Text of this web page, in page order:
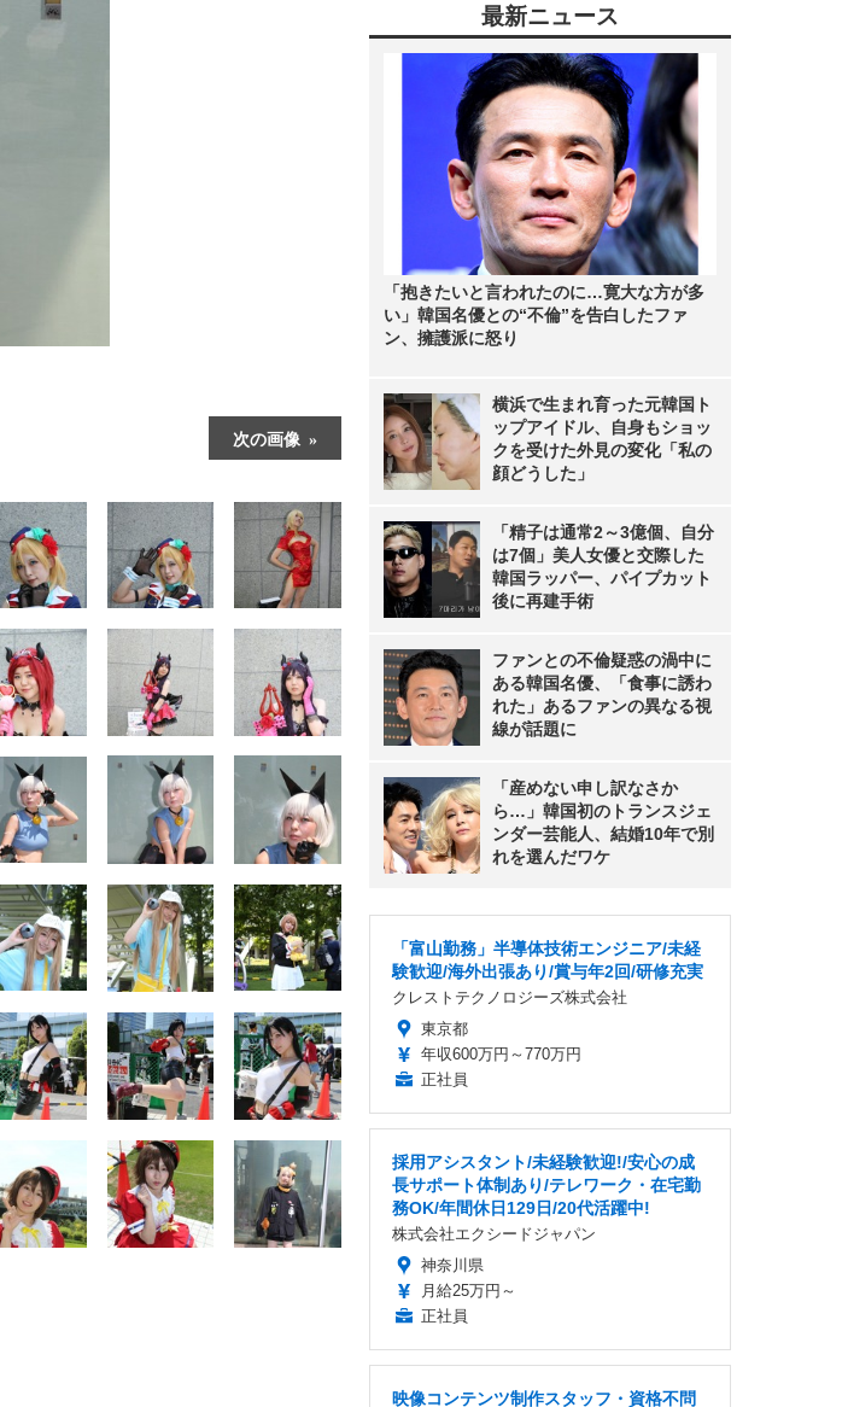
次の画像
最新ニュース
「抱きたいと言われたのに…寛大な方が多
い」韓国名優との“不倫”を告白したファ
ン、擁護派に怒り
横浜で生まれ育った元韓国ト
ップアイドル、自身もショッ
クを受けた外見の変化「私の
顔どうした」
「精子は通常2～3億個、自分
は7個」美人女優と交際した
韓国ラッパー、パイプカット
後に再建手術
ファンとの不倫疑惑の渦中に
ある韓国名優、「食事に誘わ
れた」あるファンの異なる視
線が話題に
「産めない申し訳なさか
ら…」韓国初のトランスジェ
ンダー芸能人、結婚10年で別
れを選んだワケ
「富山勤務」半導体技術エンジニア/未経
験歓迎/海外出張あり/賞与年2回/研修充実
クレストテクノロジーズ株式会社
東京都
年収600万円～770万円
正社員
採用アシスタント/未経験歓迎!/安心の成
長サポート体制あり/テレワーク・在宅勤
務OK/年間休日129日/20代活躍中!
株式会社エクシードジャパン
神奈川県
月給25万円～
正社員
映像コンテンツ制作スタッフ・資格不問